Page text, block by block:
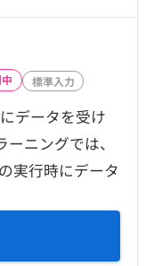
標準入力
データを受け
ニングでは、
実行時にデータ